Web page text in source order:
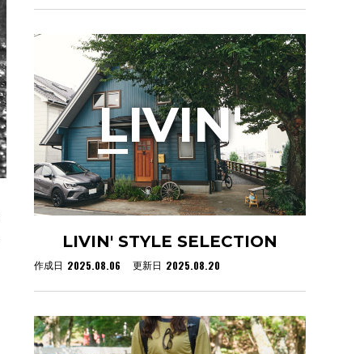
LIVIN' STYLE SELECTION
作成日 2025.08.06 更新日 2025.08.20
LIVIN'